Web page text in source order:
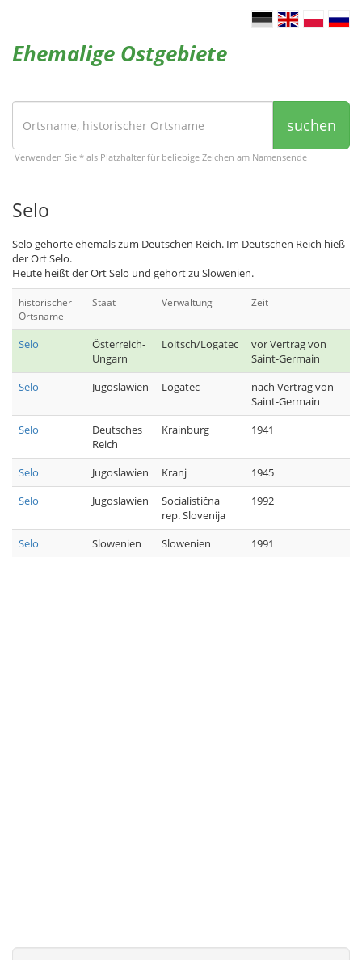
Ehemalige Ostgebiete
suchen
Verwenden Sie * als Platzhalter für beliebige Zeichen am Namensende
Selo
Selo gehörte ehemals zum Deutschen Reich. Im Deutschen Reich hieß
der Ort Selo.
Heute heißt der Ort Selo und gehört zu Slowenien.
historischer
Ortsname
Staat Verwaltung Zeit
Selo
Österreich-
Ungarn
Loitsch/Logatec
vor Vertrag von
Saint-Germain
Selo
Jugoslawien Logatec
nach Vertrag von
Saint-Germain
Selo
Deutsches
Reich
Krainburg 1941
Selo Jugoslawien Kranj
1945
Selo
Jugoslawien
Socialistična
rep. Slovenija
1992
Selo Slowenien Slowenien 1991